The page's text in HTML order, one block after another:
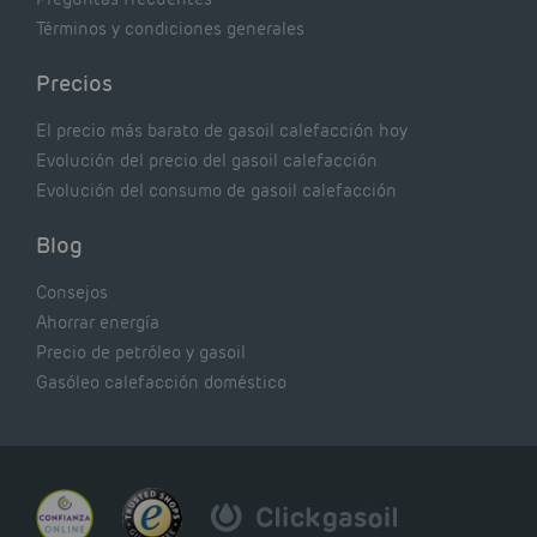
Términos y condiciones generales
Precios
El precio más barato de gasoil calefacción hoy
Evolución del precio del gasoil calefacción
Evolución del consumo de gasoil calefacción
Blog
Consejos
Ahorrar energía
Precio de petróleo y gasoil
Gasóleo calefacción doméstico